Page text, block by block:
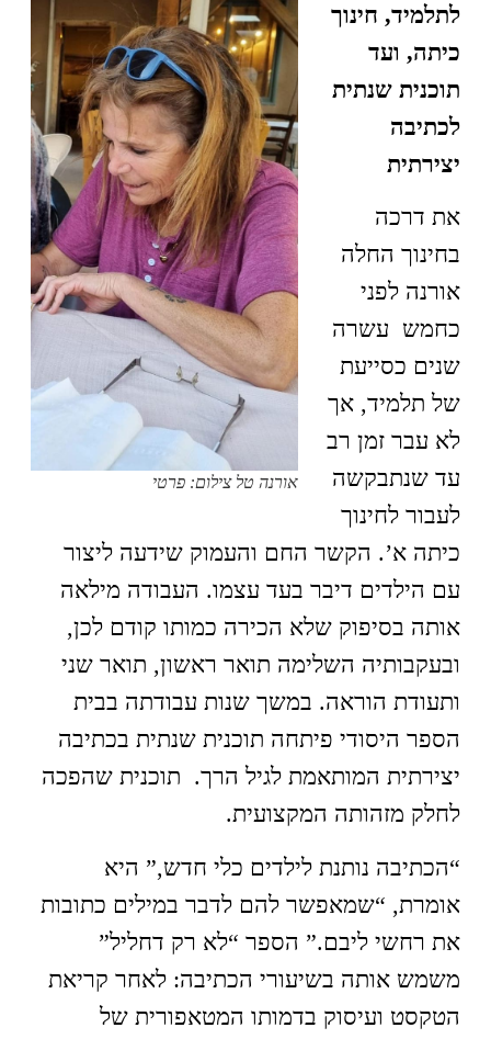
אורנה טל צילום: פרטי
לתלמיד, חינוך
כיתה, ועד
תוכנית שנתית
לכתיבה
יצירתית
את דרכה
בחינוך החלה
אורנה לפני
כחמש עשרה
שנים כסייעת
של תלמיד, אך
לא עבר זמן רב
עד שנתבקשה
לעבור לחינוך
כיתה א’. הקשר החם והעמוק שידעה ליצור
עם הילדים דיבר בעד עצמו. העבודה מילאה
אותה בסיפוק שלא הכירה כמותו קודם לכן,
ובעקבותיה השלימה תואר ראשון, תואר שני
ותעודת הוראה. במשך שנות עבודתה בבית
הספר היסודי פיתחה תוכנית שנתית בכתיבה
יצירתית המותאמת לגיל הרך. תוכנית שהפכה
לחלק מזהותה המקצועית.
“הכתיבה נותנת לילדים כלי חדש,” היא
אומרת, “שמאפשר להם לדבר במילים כתובות
את רחשי ליבם.” הספר “לא רק דחליל”
משמש אותה בשיעורי הכתיבה: לאחר קריאת
הטקסט ועיסוק בדמותו המטאפורית של